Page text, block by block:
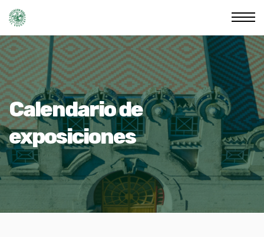
Calendario de
exposiciones